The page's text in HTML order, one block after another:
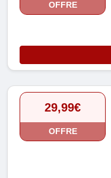
OFFRE
29,99€
OFFRE